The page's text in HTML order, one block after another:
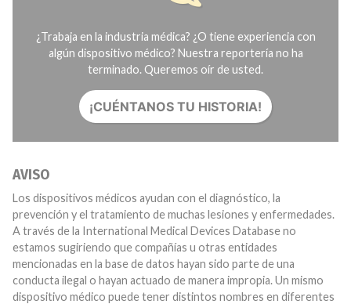
¿Trabaja en la industria médica? ¿O tiene experiencia con
algún dispositivo médico? Nuestra reportería no ha
terminado. Queremos oír de usted.
¡CUÉNTANOS TU HISTORIA!
AVISO
Los dispositivos médicos ayudan con el diagnóstico, la
prevención y el tratamiento de muchas lesiones y enfermedades.
A través de la International Medical Devices Database no
estamos sugiriendo que compañías u otras entidades
mencionadas en la base de datos hayan sido parte de una
conducta ilegal o hayan actuado de manera impropia. Un mismo
dispositivo médico puede tener distintos nombres en diferentes